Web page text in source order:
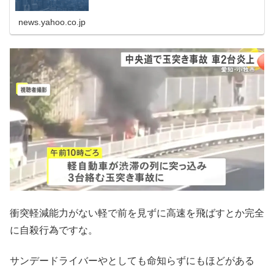
news.yahoo.co.jp
衝突軽減能力がない軽で前を見ずに高速を飛ばすとか完全
に自殺行為ですな。
サンデードライバーやとしても命知らずにもほどがある